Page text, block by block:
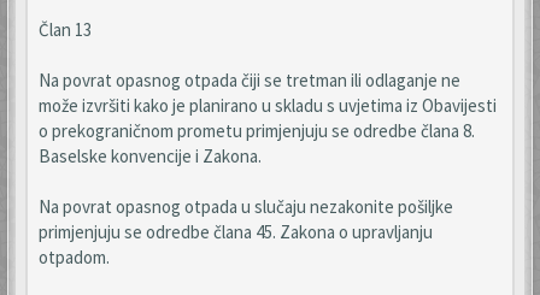
Član 13
Na povrat opasnog otpada čiji se tretman ili odlaganje ne
može izvršiti kako je planirano u skladu s uvjetima iz Obavijesti
o prekograničnom prometu primjenjuju se odredbe člana 8.
Baselske konvencije i Zakona.
Na povrat opasnog otpada u slučaju nezakonite pošiljke
primjenjuju se odredbe člana 45. Zakona o upravljanju
otpadom.